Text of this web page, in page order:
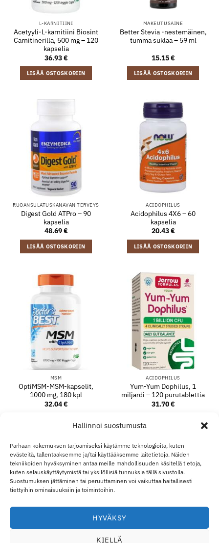
Hallinnoi suostumusta
Parhaan kokemuksen tarjoamiseksi käytämme teknologioita, kuten
evästeitä, tallentaaksemme ja/tai käyttääksemme laitetietoja. Näiden
tekniikoiden hyväksyminen antaa meille mahdollisuuden käsitellä tietoja,
kuten selauskäyttäytymistä tai yksilöllisiä tunnuksia tällä sivustolla.
Suostumuksen jättäminen tai peruuttaminen voi vaikuttaa haitallisesti
tiettyihin ominaisuuksiin ja toimintoihin.
HYVÄKSY
KIELLÄ
L-KARNITIINI
Acetyyli-L-karnitiini Biosint
Carnitinerilla, 500 mg – 120
kapselia
36.93€
LISÄÄ OSTOSKORIIN
MAKEUTUSAINE
Better Stevia -nestemäinen,
tumma suklaa – 59 ml
15.15€
LISÄÄ OSTOSKORIIN
RUOANSULATUSKANAVAN TERVEYS
Digest Gold ATPro – 90
kapselia
48.69€
LISÄÄ OSTOSKORIIN
ACIDOPHILUS
Acidophilus 4X6 – 60
kapselia
20.43€
LISÄÄ OSTOSKORIIN
MSM
OptiMSM-MSM-kapselit,
1000 mg, 180 kpl
32.04€
ACIDOPHILUS
Yum-Yum Dophilus, 1
miljardi – 120 purutablettia
31.70€
Visa MasterCardKlarna
Apple
Pay
TOIMITUS JA PALAUTUKSET OTA YHTEYTTÄ
TILINI
YLI ECO SUPPLEMENT
B2B
Eco Supplements EOOD
Antim I Street, No. 14, fl. 2, law office, 1303 Sofia, Bulgaria
Rekisterinumero (EIK/UIC/TIN/Y-tunnus): 207958071 · ALV-